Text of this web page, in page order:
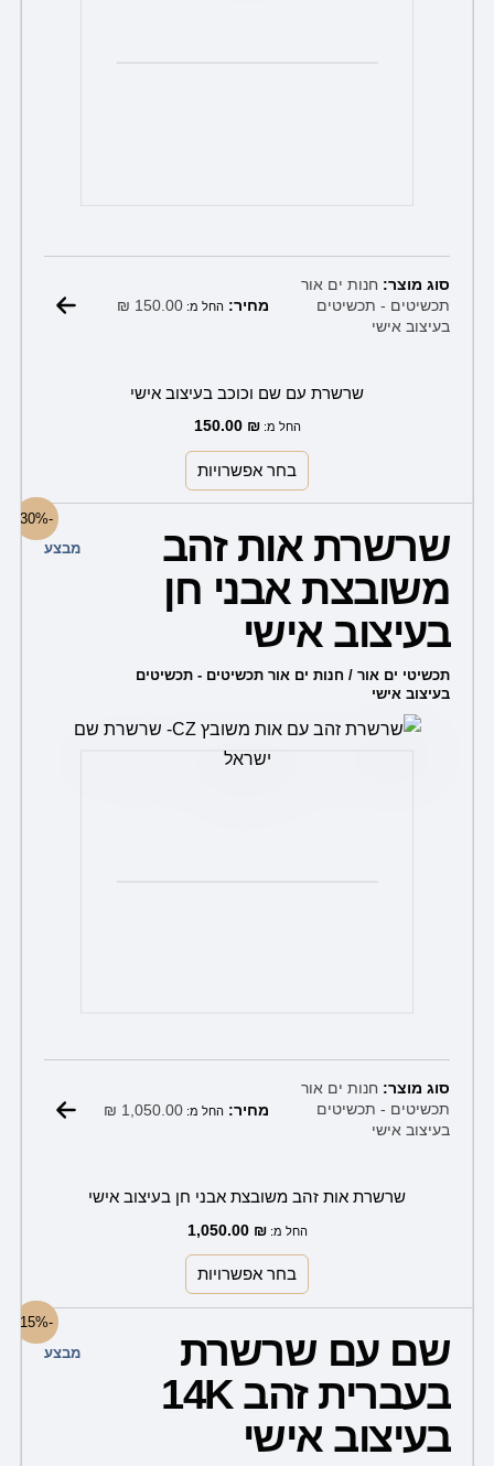
סוג מוצר: חנות ים אור
תכשיטים - תכשיטים
בעיצוב אישי
מחיר: החל מ: 150.00
₪
שרשרת עם שם וכוכב בעיצוב אישי
החל מ: 150.00 ₪
בחר אפשרויות
-30%
שרשרת אות זהב
משובצת אבני חן
בעיצוב אישי
תכשיטי ים אור / חנות ים אור תכשיטים - תכשיטים
בעיצוב אישי
מבצע
סוג מוצר: חנות ים אור
תכשיטים - תכשיטים
בעיצוב אישי
מחיר: החל מ: 1,050.00
₪
שרשרת אות זהב משובצת אבני חן בעיצוב אישי
החל מ: 1,050.00 ₪
בחר אפשרויות
זה
יש
מספר
את
-15%
שם עם שרשרת
בעברית זהב 14K
בעיצוב אישי
מבצע
זה
יש
מספר